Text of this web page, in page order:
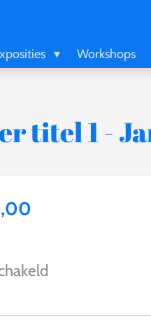
Workshops
titel 1 -